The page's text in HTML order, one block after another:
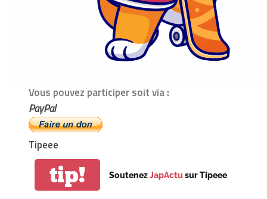
Vous pouvez participer soit via :
PayPal
Tipeee
tip! SoutenezJapActusur Tipeee